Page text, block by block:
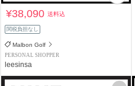
¥38,090送料込
関税負担なし
Malbon Golf
PERSONAL SHOPPER
leesinsa